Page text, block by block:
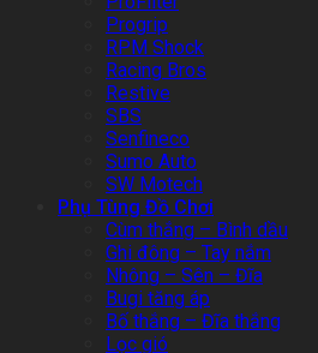
Progrip
RPM Shock
Racing Bros
Restive
SBS
Senfineco
Sumo Auto
SW Motech
Phụ Tùng Đồ Chơi
Cùm thắng – Bình dầu
Ghi đông – Tay nắm
Nhông – Sên – Đĩa
Bugi tăng áp
Bố thắng – Đĩa thắng
Lọc gió